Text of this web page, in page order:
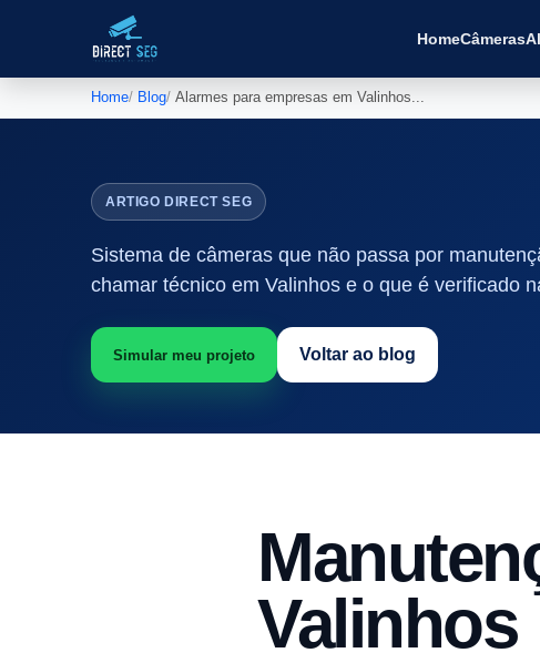
HomeCâmeras
Home Blog Alarmes para empresas em Valinhos...
ARTIGO DIRECT SEG
Sistema de câmeras que não passa por
chamar técnico em Valinhos e o que é verificado
Simular meu projeto Voltar ao blog
Valinhos